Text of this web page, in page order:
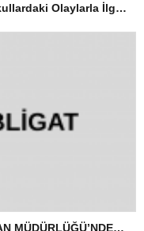
Saadet Partisi Kadın Kolları’ndan Okullardaki Olaylarla İlgili Basın Açıklaması
ARNAVUTKÖY İLÇE TARIM VE ORMAN MÜDÜRLÜĞÜ’NDEN İLANEN TEBLİGAT